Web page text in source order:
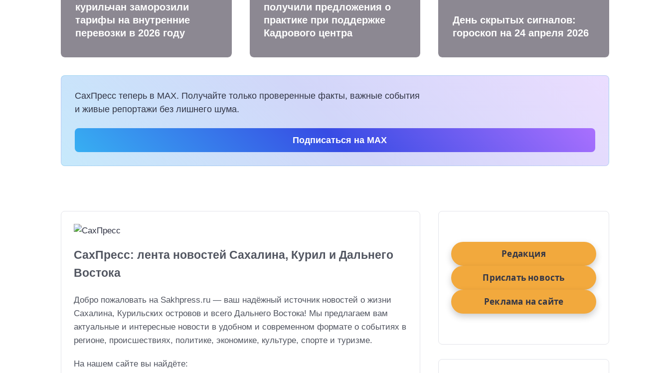
курильчан заморозили
тарифы на внутренние
перевозки в 2026 году
получили предложения о
практике при поддержке
Кадрового центра
День скрытых сигналов:
гороскоп на 24 апреля 2026
СахПресс теперь в MAX. Получайте только проверенные факты, важные события
и живые репортажи без лишнего шума.
Подписаться на MAX
СахПресс: лента новостей Сахалина, Курил и Дальнего
Востока
Добро пожаловать на Sakhpress.ru — ваш надёжный источник новостей о жизни
Сахалина, Курильских островов и всего Дальнего Востока! Мы предлагаем вам
актуальные и интересные новости в удобном и современном формате о событиях в
регионе, происшествиях, политике, экономике, культуре, спорте и туризме.
На нашем сайте вы найдёте:
Редакция
Прислать новость
Реклама на сайте